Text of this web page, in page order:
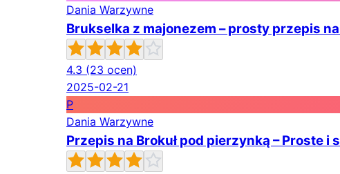
Dania Warzywne
Brukselka z majonezem – prosty przepis
4.3 (23 ocen)
2025-02-21
P
Dania Warzywne
Przepis na Brokuł pod pierzynką – Proste